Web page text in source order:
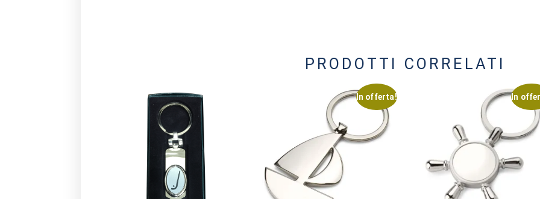
PRODOTTI CORRELATI
In offerta! In